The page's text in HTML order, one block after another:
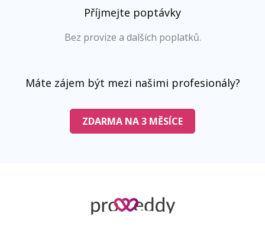
Příjmejte poptávky
Bez provize a dalších poplatků.
Máte zájem být mezi našimi profesionály?
ZDARMA NA 3 MĚSÍCE